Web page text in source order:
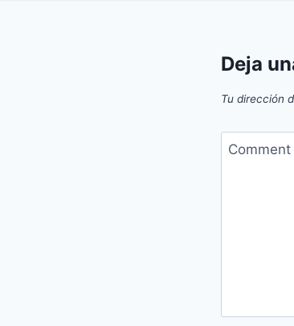
Deja
Tu dirección
Comment